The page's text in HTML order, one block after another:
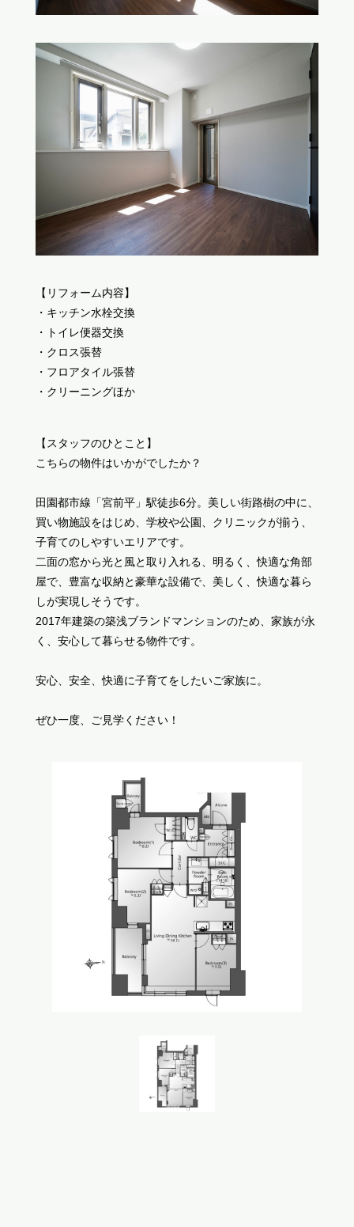
【リフォーム内容】
・キッチン水栓交換
・トイレ便器交換
・クロス張替
・フロアタイル張替
・クリーニングほか
【スタッフのひとこと】
こちらの物件はいかがでしたか？
田園都市線「宮前平」駅徒歩6分。美しい街路樹の中に、
買い物施設をはじめ、学校や公園、クリニックが揃う、
子育てのしやすいエリアです。
二面の窓から光と風と取り入れる、明るく、快適な角部
屋で、豊富な収納と豪華な設備で、美しく、快適な暮ら
しが実現しそうです。
2017年建築の築浅ブランドマンションのため、家族が永
く、安心して暮らせる物件です。
安心、安全、快適に子育てをしたいご家族に。
ぜひ一度、ご見学ください！